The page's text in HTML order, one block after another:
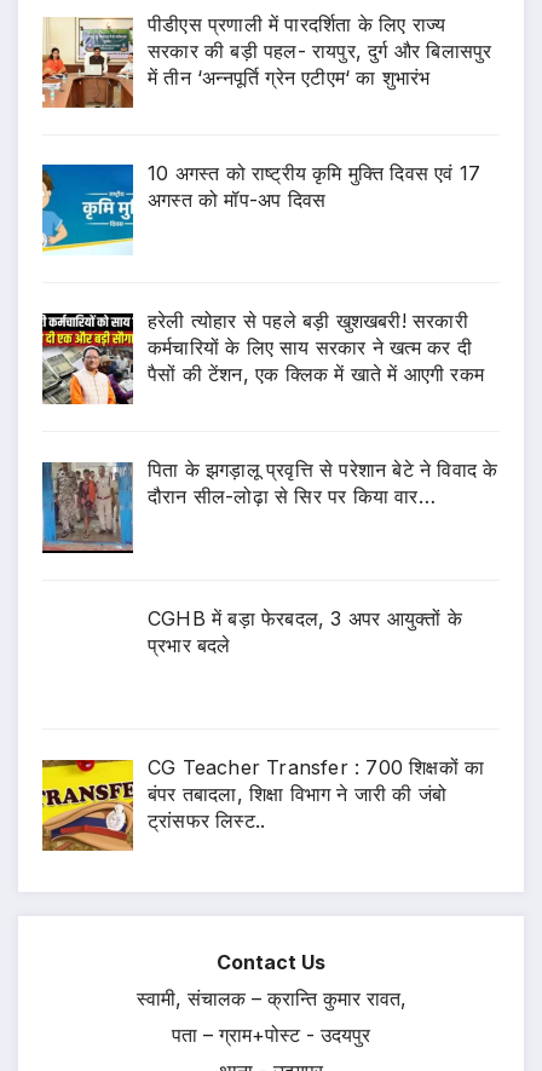
पीडीएस प्रणाली में पारदर्शिता के लिए राज्य
सरकार की बड़ी पहल- रायपुर, दुर्ग और बिलासपुर
में तीन ‘अन्नपूर्ति ग्रेन एटीएम‘ का शुभारंभ
10 अगस्त को राष्ट्रीय कृमि मुक्ति दिवस एवं 17
अगस्त को मॉप-अप दिवस
हरेली त्योहार से पहले बड़ी खुशखबरी! सरकारी
कर्मचारियों के लिए साय सरकार ने खत्म कर दी
पैसों की टेंशन, एक क्लिक में खाते में आएगी रकम
पिता के झगड़ालू प्रवृत्ति से परेशान बेटे ने विवाद के
दौरान सील-लोढ़ा से सिर पर किया वार…
CGHB में बड़ा फेरबदल, 3 अपर आयुक्तों के
प्रभार बदले
CG Teacher Transfer : 700 शिक्षकों का
बंपर तबादला, शिक्षा विभाग ने जारी की जंबो
ट्रांसफर लिस्ट..
Contact Us
स्वामी, संचालक – क्रान्ति कुमार रावत,
पता – ग्राम+पोस्ट - उदयपुर